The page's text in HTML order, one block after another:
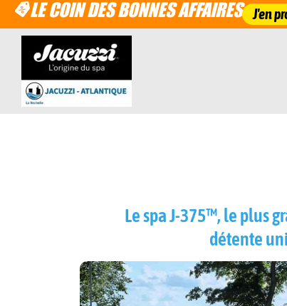
LE COIN DES BONNES AFFAIRES J'en
Le spa J-375™, le plus
détente